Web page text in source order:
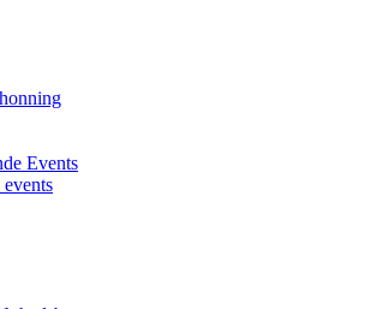
Events